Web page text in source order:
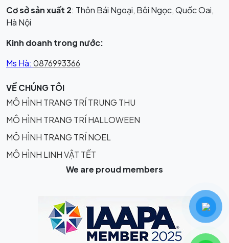
Cơ sở sản xuất 2: Thôn Bái Ngoại, Bôi Ngọc, Quốc Oai,
Hà Nội
Kinh doanh trong nước:
Ms Hà: 0876993366
VỀ CHÚNG TÔI
MÔ HÌNH TRANG TRÍ TRUNG THU
MÔ HÌNH TRANG TRÍ HALLOWEEN
MÔ HÌNH TRANG TRÍ NOEL
MÔ HÌNH LINH VẬT TẾT
We are proud members